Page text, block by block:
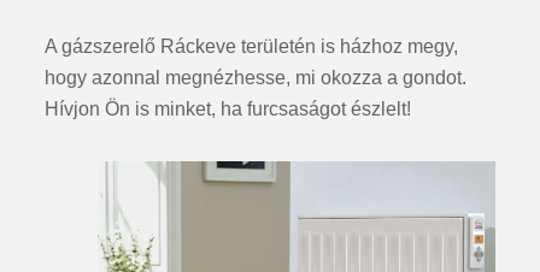
A gázszerelő Ráckeve területén is házhoz megy,
hogy azonnal megnézhesse, mi okozza a gondot.
Hívjon Ön is minket, ha furcsaságot észlelt!